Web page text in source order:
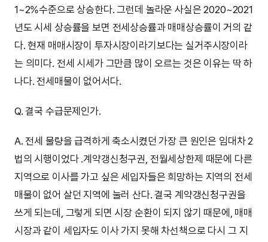
1~2%수준으로 상승한다. 그런데 놀라운 사실은 2020~2021
년도 시세 상승률을 보면 전세상승률과 매매상승률이 거의 같
다. 현재 매매시장이 투자시장이라기보다는 실거주시장이라
는 의미다. 전세 시세가 그만큼 많이 오르는 것은 이유는 딱 하
나다. 전세매물이 없어서다.
Q. 결국 수급문제인가.
A. 전세 물량을 급격하게 축소시켰던 가장 큰 원인은 임대차 2
법의 시행이었다 .계약갱신청구권, 전월세상한제 때문에 다른
지역으로 이사를 가고 싶은 세입자들은 희망하는 지역의 전세
매물이 없어 살던 지역에 눌러 산다. 결국 계약갱신청구권을
쓰게 되는데, 그렇게 되면 시장 순환이 되지 않기 때문에, 매매
시장과 같이 세입자도 이사 가지 못해 차선책으로 다시 그 지